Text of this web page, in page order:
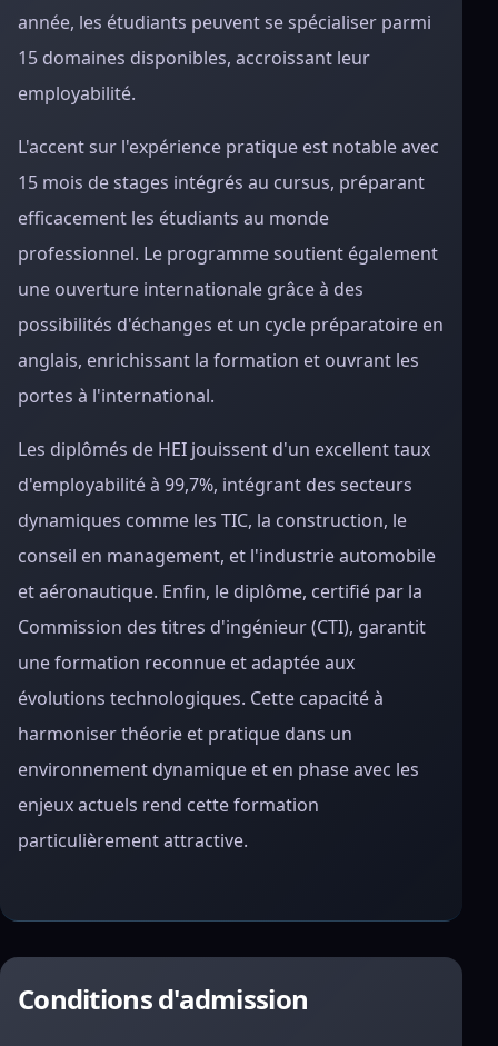
année, les étudiants peuvent se spécialiser parmi
15 domaines disponibles, accroissant leur
employabilité.
L'accent sur l'expérience pratique est notable avec
15 mois de stages intégrés au cursus, préparant
efficacement les étudiants au monde
professionnel. Le programme soutient également
une ouverture internationale grâce à des
possibilités d'échanges et un cycle préparatoire en
anglais, enrichissant la formation et ouvrant les
portes à l'international.
Les diplômés de HEI jouissent d'un excellent taux
d'employabilité à 99,7%, intégrant des secteurs
dynamiques comme les TIC, la construction, le
conseil en management, et l'industrie automobile
et aéronautique. Enfin, le diplôme, certifié par la
Commission des titres d'ingénieur (CTI), garantit
une formation reconnue et adaptée aux
évolutions technologiques. Cette capacité à
harmoniser théorie et pratique dans un
environnement dynamique et en phase avec les
enjeux actuels rend cette formation
particulièrement attractive.
Conditions d'admission